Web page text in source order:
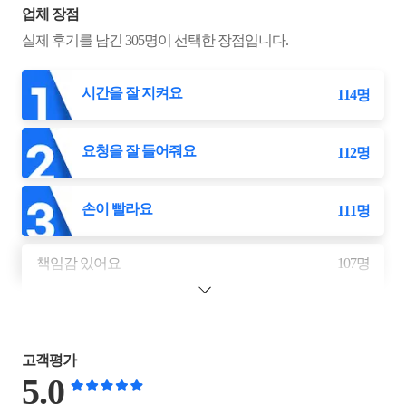
업체 장점
실제 후기를 남긴 305명이 선택한 장점입니다.
시간을 잘 지켜요 114명
요청을 잘 들어줘요 112명
손이 빨라요 111명
책임감 있어요 107명
고객평가
5.0